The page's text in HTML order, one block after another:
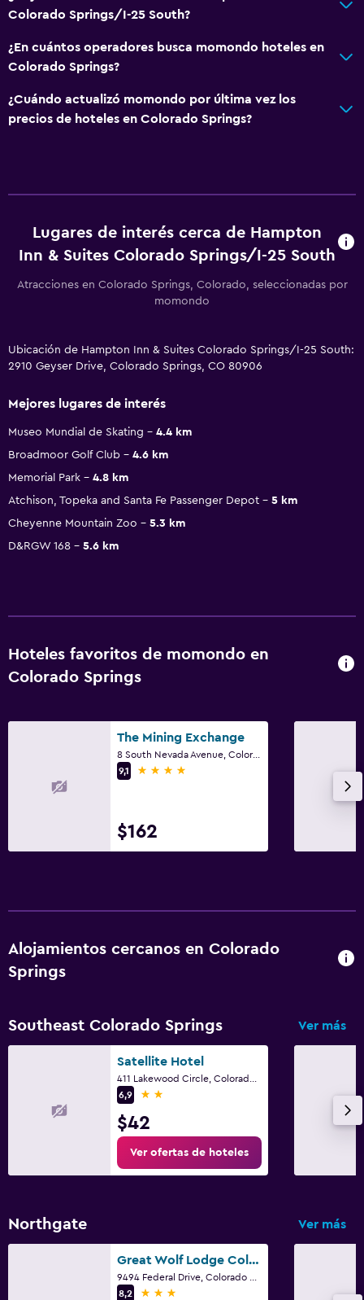
Colorado Springs/I-25 South?
¿En cuántos operadores busca momondo hoteles en
Colorado Springs?
¿Cuándo actualizó momondo por última vez los
precios de hoteles en Colorado Springs?
Lugares de interés cerca de Hampton
Inn & Suites Colorado Springs/I-25 South
Atracciones en Colorado Springs, Colorado, seleccionadas por
momondo
Ubicación de Hampton Inn & Suites Colorado Springs/I-25 South:
2910 Geyser Drive, Colorado Springs, CO 80906
Mejores lugares de interés
Museo Mundial de Skating
4.4 km
Broadmoor Golf Club
4.6 km
Memorial Park
4.8 km
Atchison, Topeka and Santa Fe Passenger Depot
5 km
Cheyenne Mountain Zoo
5.3 km
D&RGW 168
5.6 km
Hoteles favoritos de momondo en
Colorado Springs
The Mining Exchange
8 South Nevada Avenue, Colorado Springs, CO
9,1
4 estrellas
$162
Alojamientos cercanos en Colorado
Springs
Southeast Colorado Springs Ver más
Satellite Hotel
6,9
2 estrellas
$42
Ver ofertas de hoteles
Northgate Ver más
Great Wolf Lodge Colorado Springs
8,2
3 estrellas